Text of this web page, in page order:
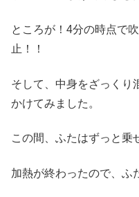
ところが！4分の時点で
止！！
そして、中身をざっくり
かけてみました。
この間、ふたはずっと乗
加熱が終わったので、ふ